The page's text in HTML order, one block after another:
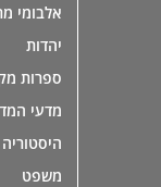
אלבומי
יהדות
ספרות
מדעי
היסטוריה
משפט